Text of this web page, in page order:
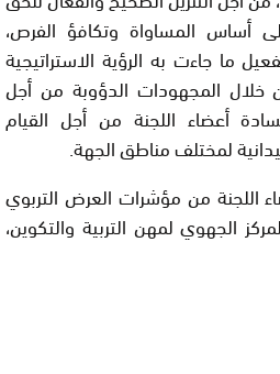
أساس المساواة وتكافؤ الفرص،
ما جاءت به الرؤية الاستراتيجية
من خلال المجهودات الدؤوبة من أجل
أعضاء اللجنة من أجل القيام
لمختلف مناطق الجهة.
اللجنة من مؤشرات العرض التربوي
الجهوي لمهن التربية والتكوين،